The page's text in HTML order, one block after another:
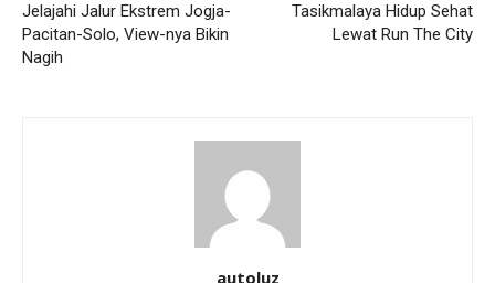
Jelajahi Jalur Ekstrem Jogja-
Pacitan-Solo, View-nya Bikin
Nagih
Tasikmalaya Hidup Sehat
Lewat Run The City
autoluz